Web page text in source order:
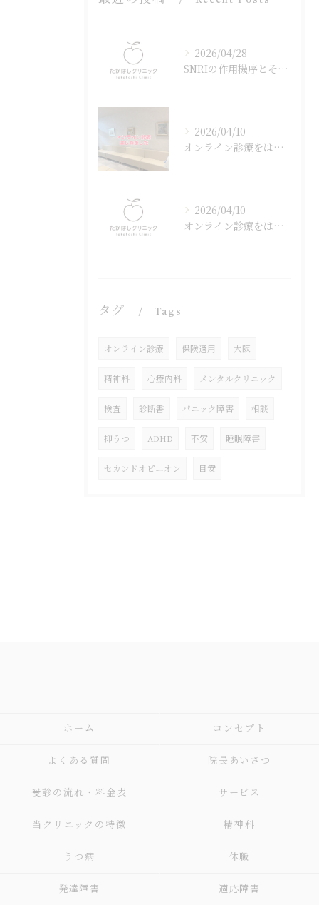
2026/04/28
SNRIの作用機序とその効果
2026/04/10
オンライン診療をはじめました
2026/04/10
オンライン診療をはじめました
タグ Tags
オンライン診療 保険適用 大阪
精神科 心療内科 メンタルクリニック
検査 診断書 パニック障害 相談
抑うつ ADHD 不安 睡眠障害
セカンドオピニオン 目安
ホーム コンセプト
よくある質問 院長あいさつ
受診の流れ・料金表 サービス
当クリニックの特徴 精神科
うつ病 休職
発達障害 適応障害